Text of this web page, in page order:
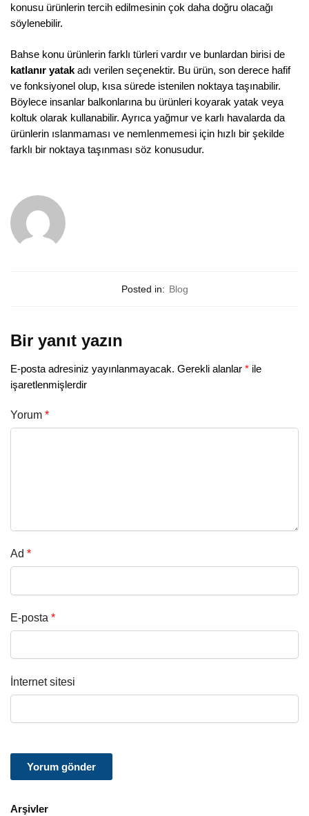
konusu ürünlerin tercih edilmesinin çok daha doğru olacağı
söylenebilir.
Bahse konu ürünlerin farklı türleri vardır ve bunlardan birisi de
katlanır yatak adı verilen seçenektir. Bu ürün, son derece hafif
ve fonksiyonel olup, kısa sürede istenilen noktaya taşınabilir.
Böylece insanlar balkonlarına bu ürünleri koyarak yatak veya
koltuk olarak kullanabilir. Ayrıca yağmur ve karlı havalarda da
ürünlerin ıslanmaması ve nemlenmemesi için hızlı bir şekilde
farklı bir noktaya taşınması söz konusudur.
Posted in: Blog
Bir yanıt yazın
E-posta adresiniz yayınlanmayacak. Gerekli alanlar * ile
işaretlenmişlerdir
Yorum *
Ad *
E-posta *
İnternet sitesi
Arşivler